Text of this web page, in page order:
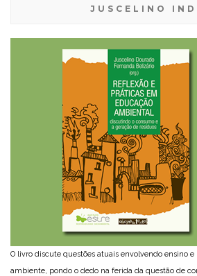
JUSCELINO
O livro discute questões atuais envolvendo ensino e
ambiente, pondo o dedo na ferida da questão de